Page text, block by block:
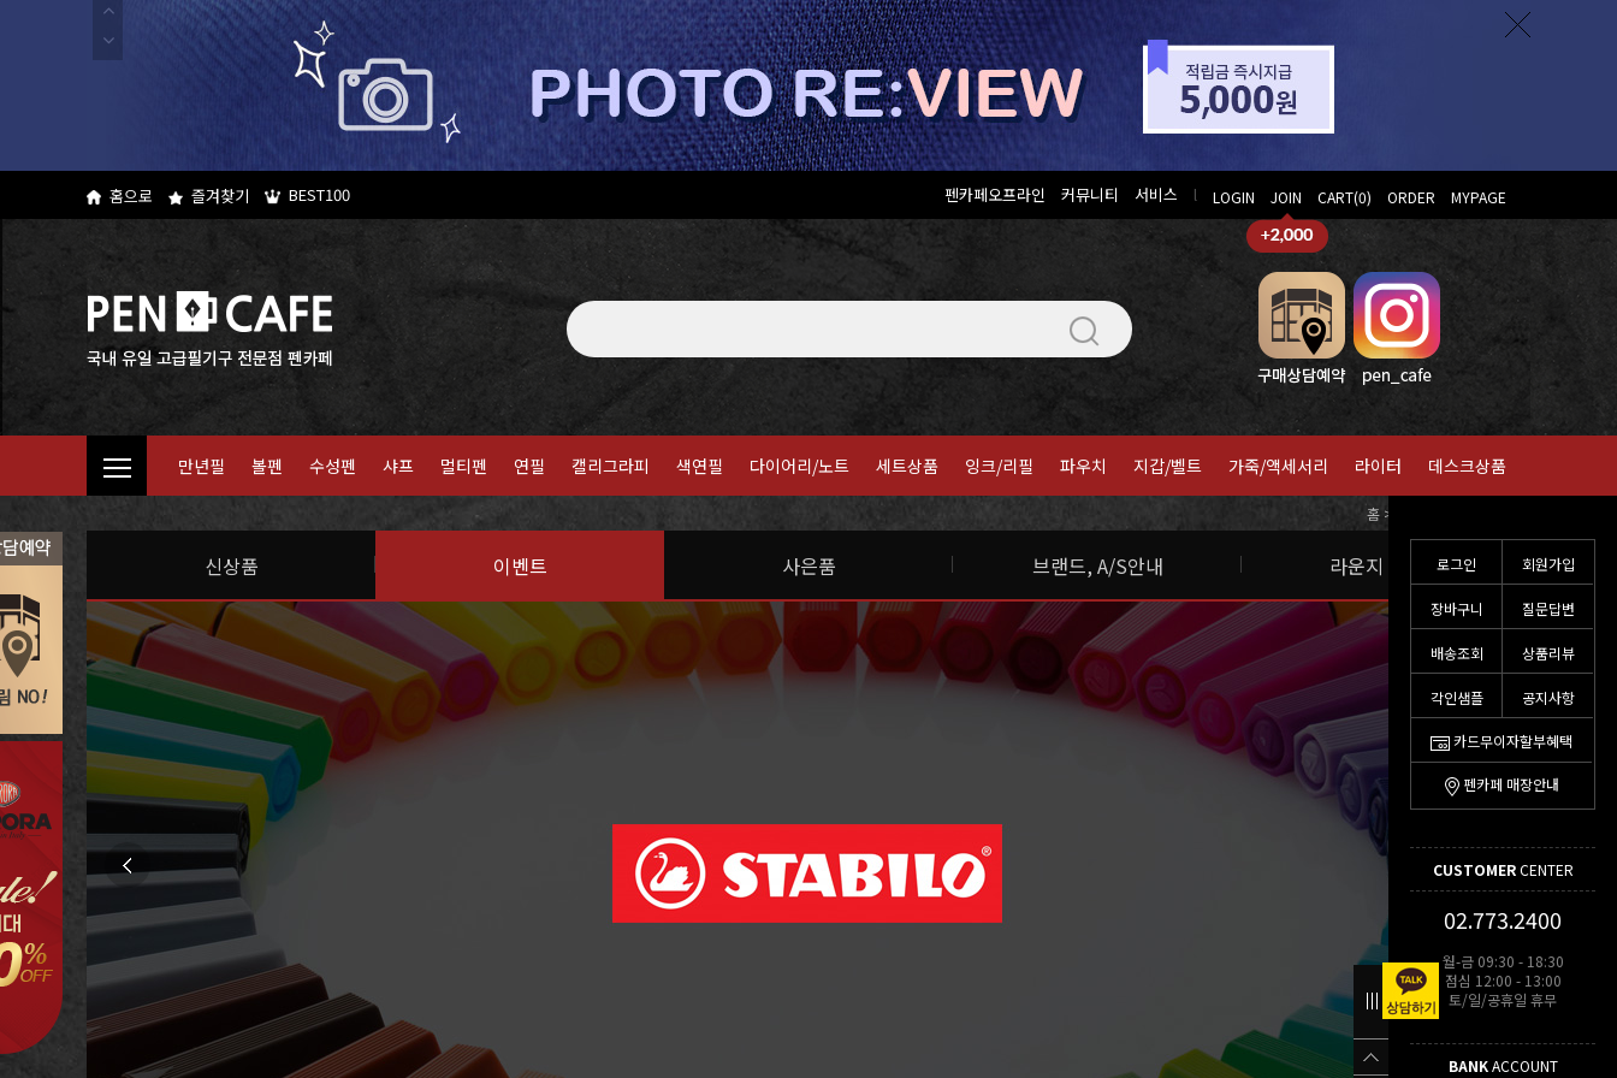
로그인 회원가입
장바구니 질문답변
배송조회 상품리뷰
각인샘플 공지사항
카드무이자할부혜택
펜카페 매장안내
CUSTOMERCENTER
02.773.2400
월-금 09:30 - 18:30
점심 12:00 - 13:00
토/일/공휴일 휴무
BANKACCOUNT
홈으로 즐겨찾기 BEST100 펜카페오프라인 커뮤니티 서비스 l LOGIN JOIN CART(0) ORDER MYPAGE
만년필 볼펜 수성펜 샤프 멀티펜 연필 캘리그라피 색연필 다이어리/노트 세트상품 잉크/리필 파우치 지갑/벨트 가죽/액세서리 라이터 데스크상품
홈 >
신상품 이벤트 사은품 브랜드, A/S안내 라운지 스토리